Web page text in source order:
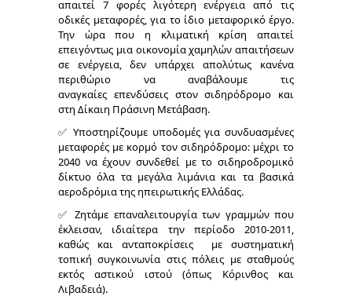
απαιτεί 7 φορές λιγότερη ενέργεια από τις
οδικές μεταφορές, για το ίδιο μεταφορικό έργο.
Την ώρα που η κλιματική κρίση απαιτεί
επειγόντως μια οικονομία χαμηλών απαιτήσεων
σε ενέργεια, δεν υπάρχει απολύτως κανένα
περιθώριο να αναβάλουμε τις
αναγκαίες επενδύσεις στον σιδηρόδρομο και
στη Δίκαιη Πράσινη Μετάβαση.
✅ Υποστηρίζουμε υποδομές για συνδυασμένες
μεταφορές με κορμό τον σιδηρόδρομο: μέχρι το
2040 να έχουν συνδεθεί με το σιδηροδρομικό
δίκτυο όλα τα μεγάλα λιμάνια και τα βασικά
αεροδρόμια της ηπειρωτικής Ελλάδας.
✅ Ζητάμε επαναλειτουργία των γραμμών που
έκλεισαν, ιδιαίτερα την περίοδο 2010-2011,
καθώς και ανταποκρίσεις με συστηματική
τοπική συγκοινωνία στις πόλεις με σταθμούς
εκτός αστικού ιστού (όπως Κόρινθος και
Λιβαδειά).